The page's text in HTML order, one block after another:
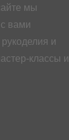
мы
вами
и
классы и